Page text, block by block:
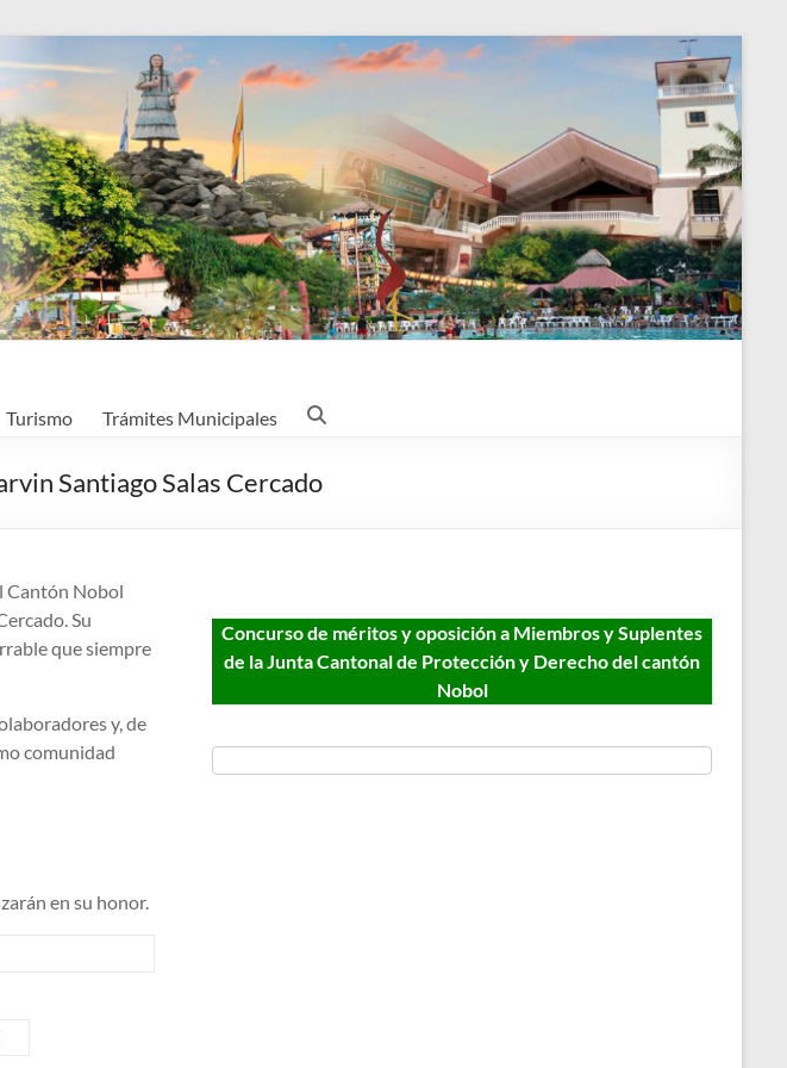
Turismo Trámites Municipales
Santiago Salas Cercado
Cantón Nobol
Su
que siempre
y, de
comunidad
en su honor.
Concurso de méritos y oposición a Miembros y Suplentes
de la Junta Cantonal de Protección y Derecho del cantón
Nobol